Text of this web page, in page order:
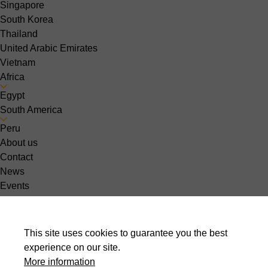
Singapore
South Korea
Thailand
United Arabic Emirates
Vietnam
Africa
Egypt
South America
Peru
About us
Contact
News
Events
Sheet metal
This site uses cookies to guarantee you the best
experience on our site.
More information